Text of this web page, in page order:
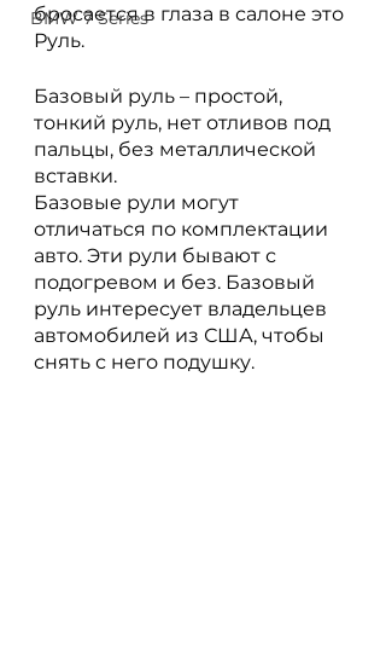
BMW 7 Series
бросается в глаза в салоне это
Руль.
Базовый руль – простой,
тонкий руль, нет отливов под
пальцы, без металлической
вставки.
Базовые рули могут
отличаться по комплектации
авто. Эти рули бывают с
подогревом и без. Базовый
руль интересует владельцев
автомобилей из США, чтобы
снять с него подушку.